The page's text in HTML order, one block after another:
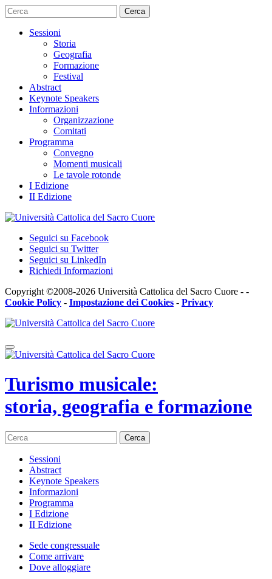
Cerca
Sessioni
Storia
Geografia
Formazione
Festival
Abstract
Keynote Speakers
Informazioni
Organizzazione
Comitati
Programma
Convegno
Momenti musicali
Le tavole rotonde
I Edizione
II Edizione
Seguici su Facebook
Seguici su Twitter
Seguici su LinkedIn
Richiedi Informazioni
Copyright ©2008-2026 Università Cattolica del Sacro Cuore - -
Cookie Policy - Impostazione dei Cookies - Privacy
Turismo musicale:
storia, geografia e formazione
Cerca
Sessioni
Abstract
Keynote Speakers
Informazioni
Programma
I Edizione
II Edizione
Sede congressuale
Come arrivare
Dove alloggiare